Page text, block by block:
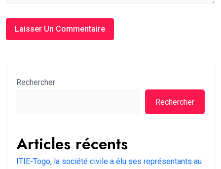
Rechercher
Rechercher
Articles récents
ITIE-Togo, la société civile a élu ses représentants au